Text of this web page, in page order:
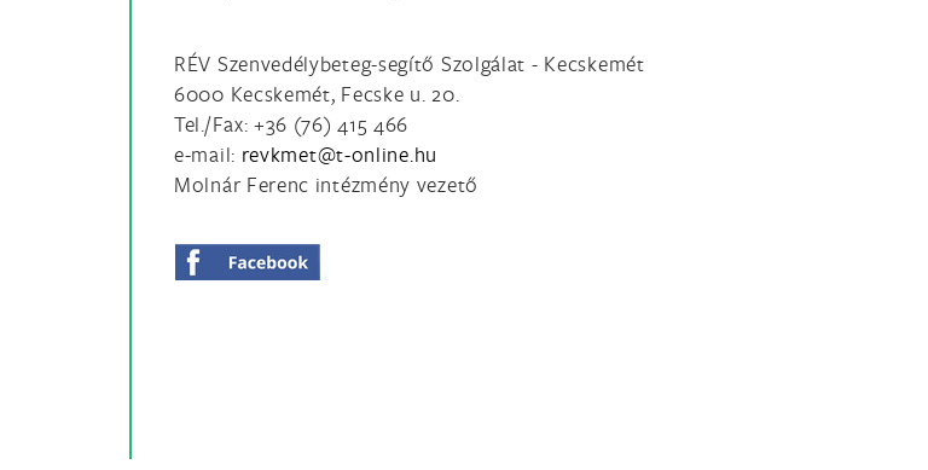
RÉV Szenvedélybeteg-segítő Szolgálat - Kecskemét
6000 Kecskemét, Fecske u. 20.
Tel./Fax: +36 (76) 415 466
e-mail:
Molnár Ferenc intézmény vezető